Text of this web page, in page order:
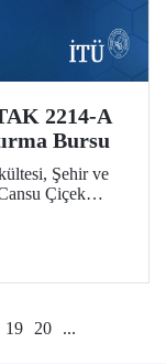
2214-A
Bursu
Şehir ve
Çiçek
hak kazandı.
19 20 ...